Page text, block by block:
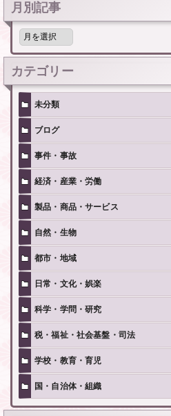
月別記事
月
記
事
カテゴリー
未分類
ブログ
事件・事故
経済・産業・労働
製品・商品・サービス
自然・生物
都市・地域
日常・文化・娯楽
科学・学問・研究
税・福祉・社会基盤・司法
学校・教育・育児
国・自治体・組織